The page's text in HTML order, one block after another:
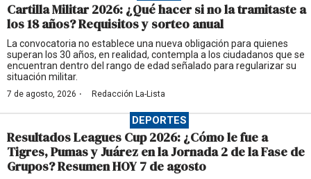
Cartilla Militar 2026: ¿Qué hacer si no la tramitaste a
los 18 años? Requisitos y sorteo anual
La convocatoria no establece una nueva obligación para quienes
superan los 30 años, en realidad, contempla a los ciudadanos que se
encuentran dentro del rango de edad señalado para regularizar su
situación militar.
7 de agosto, 2026 · Redacción La-Lista
DEPORTES
Resultados Leagues Cup 2026: ¿Cómo le fue a
Tigres, Pumas y Juárez en la Jornada 2 de la Fase de
Grupos? Resumen HOY 7 de agosto